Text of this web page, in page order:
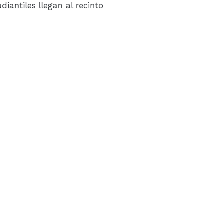
llegan al recinto